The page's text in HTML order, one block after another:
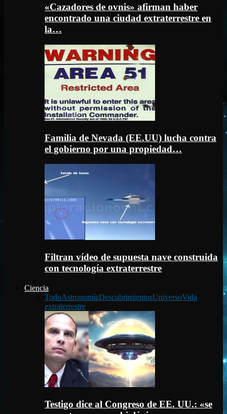
«Cazadores de ovnis» afirman haber
encontrado una ciudad extraterrestre en
la…
Familia de Nevada (EE.UU) lucha contra
el gobierno por una propiedad…
Filtran vídeo de supuesta nave construida
con tecnología extraterrestre
Ciencia
TodoAstronomíaDescubrimientosUniversoVida
extraterrestre
Testigo dice al Congreso de EE. UU.: «se